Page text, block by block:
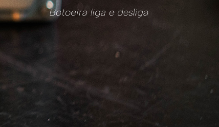
Botoeira liga e desliga